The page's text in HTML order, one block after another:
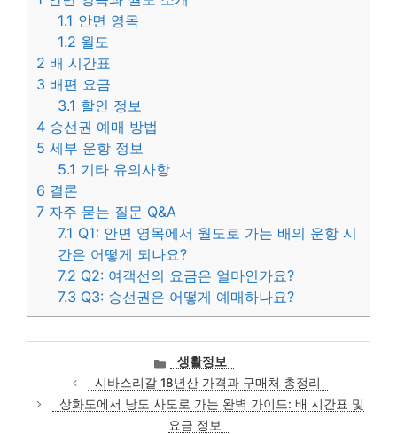
1.1 안면 영목
1.2 월도
2 배 시간표
3 배편 요금
3.1 할인 정보
4 승선권 예매 방법
5 세부 운항 정보
5.1 기타 유의사항
6 결론
7 자주 묻는 질문 Q&A
7.1 Q1: 안면 영목에서 월도로 가는 배의 운항 시
간은 어떻게 되나요?
7.2 Q2: 여객선의 요금은 얼마인가요?
7.3 Q3: 승선권은 어떻게 예매하나요?
카
테
고
리
생활정보
시바스리갈 18년산 가격과 구매처 총정리
상화도에서 낭도 사도로 가는 완벽 가이드: 배 시간표 및
요금 정보